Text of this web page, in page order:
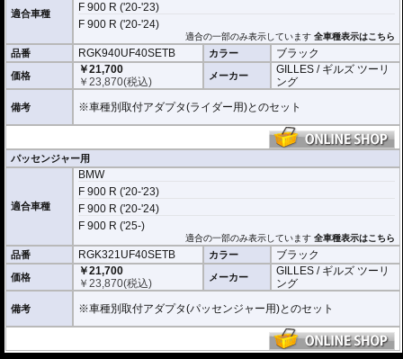
適合車種
F 900 R ('20-'23)
F 900 R ('20-'24)
適合の一部のみ表示しています全車種表示はこちら
品番 RGK940UF40SETB カラー ブラック
価格
￥21,700
￥23,870(税込) メーカー
GILLES / ギルズ ツーリ
ング
備考 ※車種別取付アダプタ(ライダー用)とのセット
パッセンジャー用
適合車種
BMW
F 900 R ('20-'23)
F 900 R ('20-'24)
F 900 R ('25-)
適合の一部のみ表示しています全車種表示はこちら
品番 RGK321UF40SETB カラー ブラック
価格
￥21,700
￥23,870(税込) メーカー
GILLES / ギルズ ツーリ
ング
備考 ※車種別取付アダプタ(パッセンジャー用)とのセット